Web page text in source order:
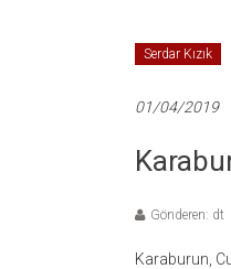
Serdar Kızık
01/04/2019
Gönderen: dt
Karaburun,